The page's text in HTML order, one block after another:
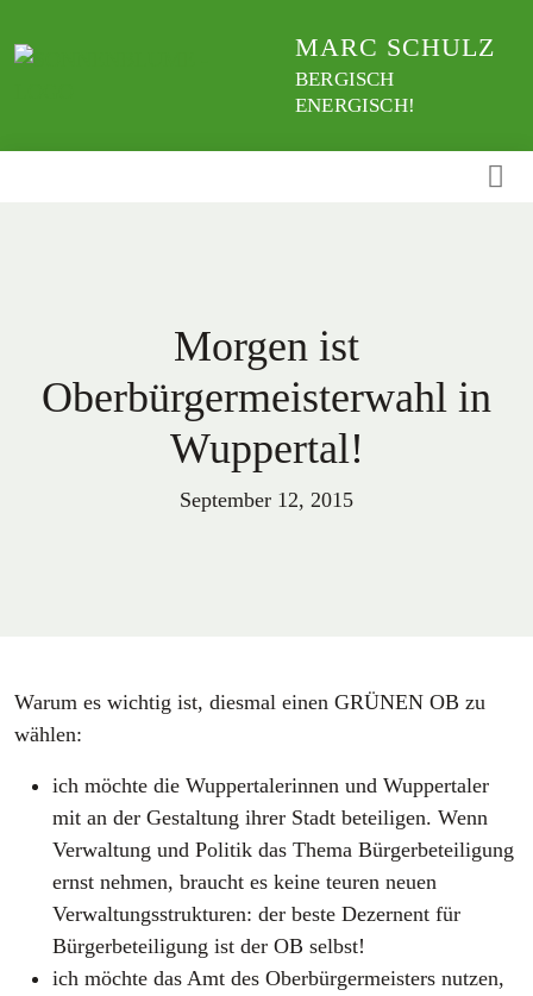
zum
MARC SCHULZ
BERGISCH
ENERGISCH!
Morgen ist
Oberbürgermeisterwahl in
Wuppertal!
September 12, 2015
Warum es wichtig ist, diesmal einen GRÜNEN OB zu
wählen:
ich möchte die Wuppertalerinnen und Wuppertaler
mit an der Gestaltung ihrer Stadt beteiligen. Wenn
Verwaltung und Politik das Thema Bürgerbeteiligung
ernst nehmen, braucht es keine teuren neuen
Verwaltungsstrukturen: der beste Dezernent für
Bürgerbeteiligung ist der OB selbst!
ich möchte das Amt des Oberbürgermeisters nutzen,